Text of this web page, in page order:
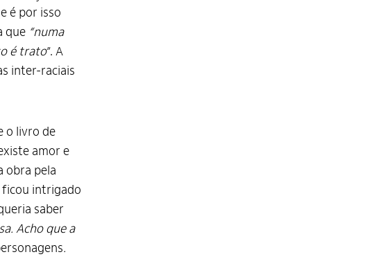
é por isso
que “numa
é trato”. A
inter-raciais
o livro de
amor e
obra pela
ficou intrigado
saber
Acho que a
.